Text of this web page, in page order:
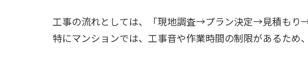
工事の流れとしては、「現地調査→プラン決定→見積もり
特にマンションでは、工事音や作業時間の制限があるため